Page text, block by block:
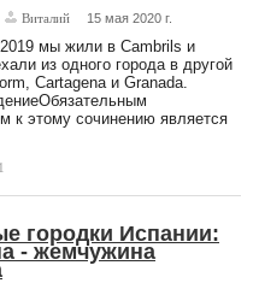
Виталий 15 мая 2020 г.
мы жили в Cambrils и
из одного города в другой
Cartagena и Granada.
к этому сочинению является
городки Испании:
- жемчужина